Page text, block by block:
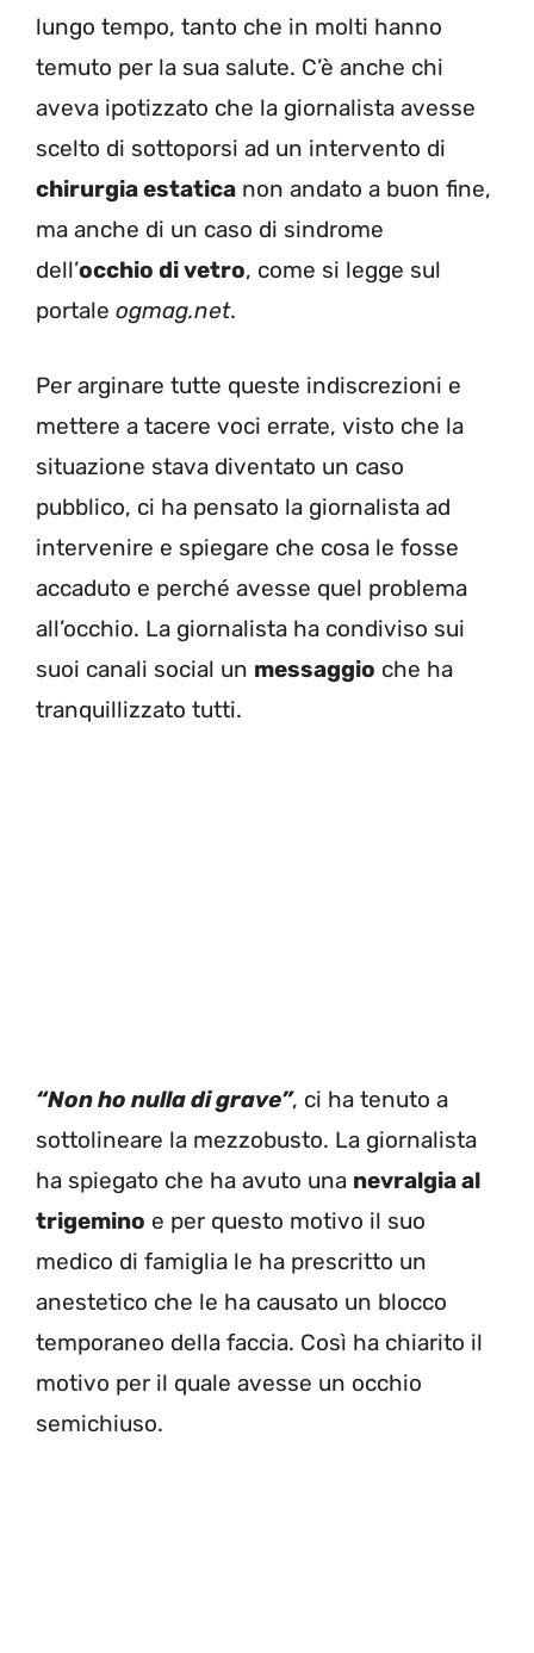
lungo tempo, tanto che in molti hanno
temuto per la sua salute. C’è anche chi
aveva ipotizzato che la giornalista avesse
scelto di sottoporsi ad un intervento di
chirurgia estatica non andato a buon fine,
ma anche di un caso di sindrome
dell’occhio di vetro, come si legge sul
portale ogmag.net.
Per arginare tutte queste indiscrezioni e
mettere a tacere voci errate, visto che la
situazione stava diventato un caso
pubblico, ci ha pensato la giornalista ad
intervenire e spiegare che cosa le fosse
accaduto e perché avesse quel problema
all’occhio. La giornalista ha condiviso sui
suoi canali social un messaggio che ha
tranquillizzato tutti.
“Non ho nulla di grave”, ci ha tenuto a
sottolineare la mezzobusto. La giornalista
ha spiegato che ha avuto una nevralgia al
trigemino e per questo motivo il suo
medico di famiglia le ha prescritto un
anestetico che le ha causato un blocco
temporaneo della faccia. Così ha chiarito il
motivo per il quale avesse un occhio
semichiuso.